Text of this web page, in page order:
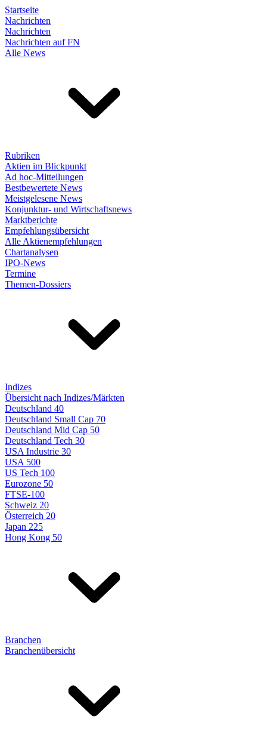
Startseite
Nachrichten
Nachrichten
Nachrichten auf FN
Alle News
Rubriken
Aktien im Blickpunkt
Ad hoc-Mitteilungen
Bestbewertete News
Meistgelesene News
Konjunktur- und Wirtschaftsnews
Marktberichte
Empfehlungsübersicht
Alle Aktienempfehlungen
Chartanalysen
IPO-News
Termine
Themen-Dossiers
Indizes
Übersicht nach Indizes/Märkten
Deutschland 40
Deutschland Small Cap 70
Deutschland Mid Cap 50
Deutschland Tech 30
USA Industrie 30
USA 500
US Tech 100
Eurozone 50
FTSE-100
Schweiz 20
Österreich 20
Japan 225
Hong Kong 50
Branchen
Branchenübersicht